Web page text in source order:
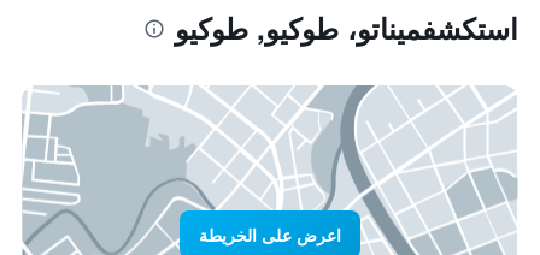
استكشفميناتو، طوكيو, طوكيو
اعرض على الخريطة